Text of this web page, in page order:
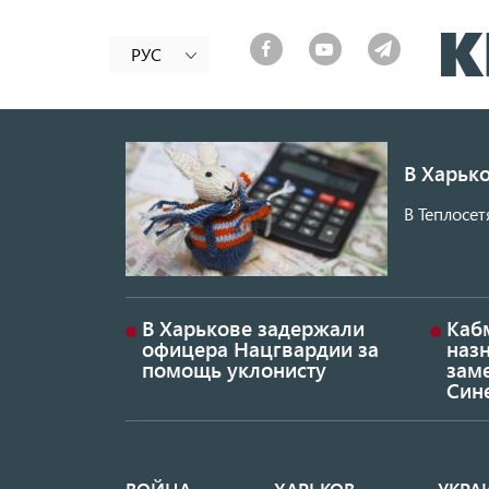
РУС
В
В
В Харькове задержали
офицера Нацгвардии за
помощь уклонисту